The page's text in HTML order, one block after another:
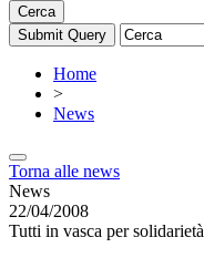
Cerca
Home
>
News
Torna alle news
News
22/04/2008
Tutti in vasca per solidarietà